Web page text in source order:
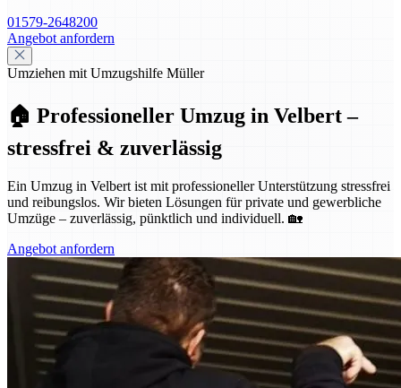
01579-2648200
Angebot anfordern
Umziehen mit Umzugshilfe Müller
🏠 Professioneller Umzug in Velbert –
stressfrei & zuverlässig
Ein Umzug in Velbert ist mit professioneller Unterstützung stressfrei
und reibungslos. Wir bieten Lösungen für private und gewerbliche
Umzüge – zuverlässig, pünktlich und individuell. 🏡
Angebot anfordern